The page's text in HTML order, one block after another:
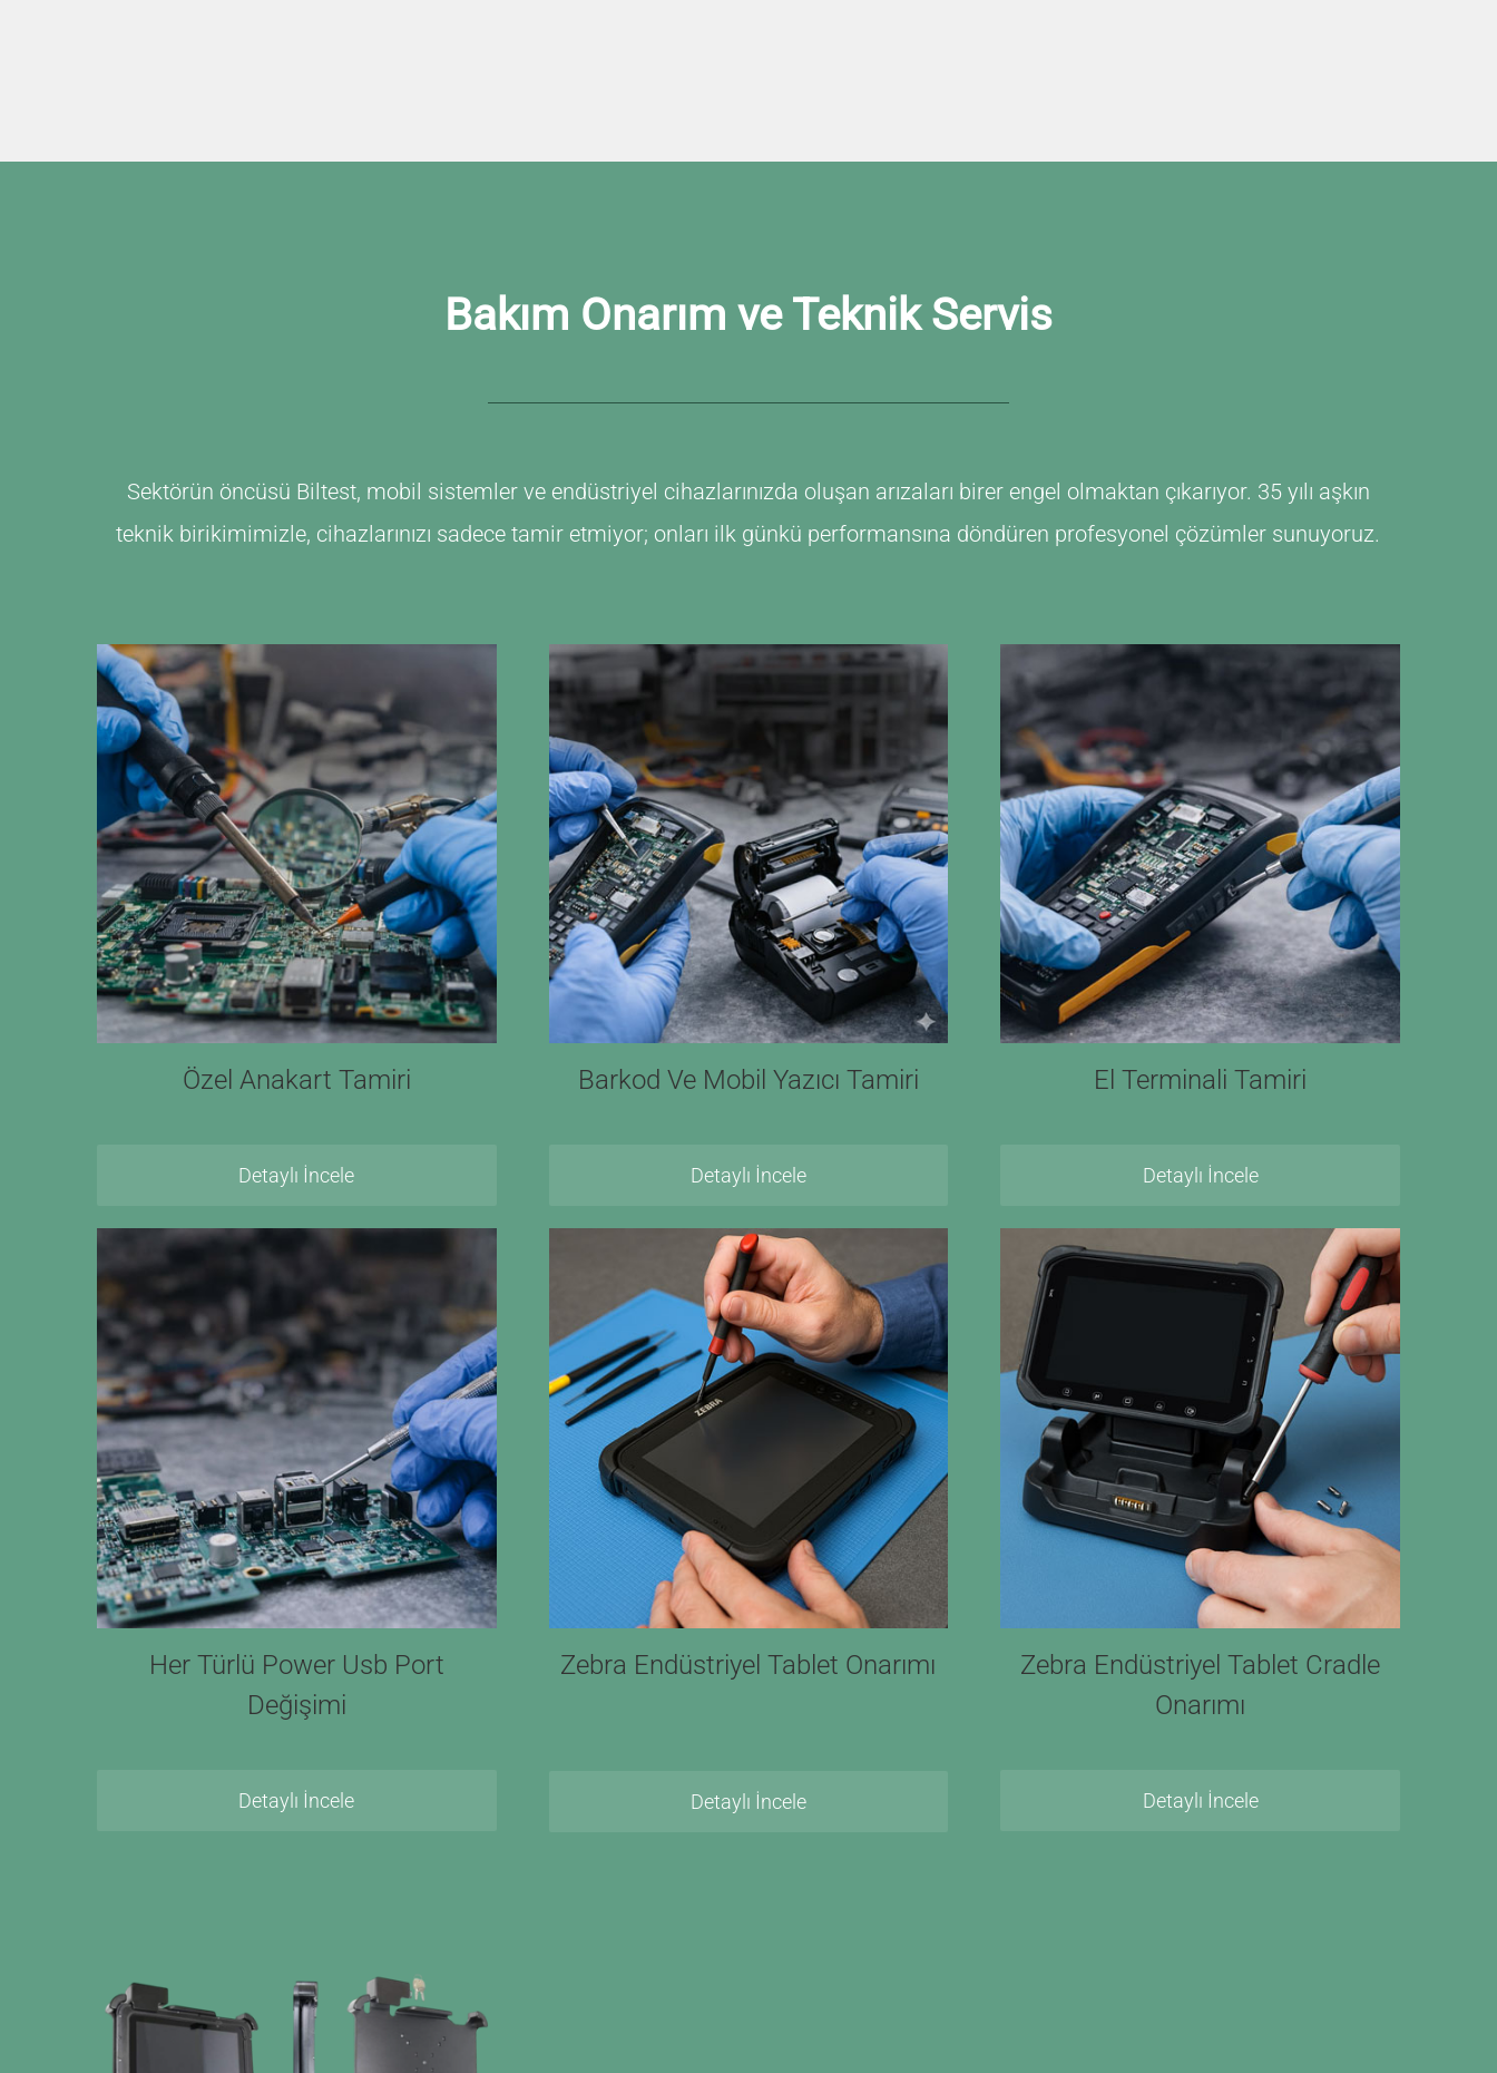
Bakım Onarım ve Teknik Servis
Sektörün öncüsü Biltest, mobil sistemler ve endüstriyel cihazlarınızda oluşan arızaları birer engel olmaktan çıkarıyor. 35 yılı aşkın
teknik birikimimizle, cihazlarınızı sadece tamir etmiyor; onları ilk günkü performansına döndüren profesyonel çözümler sunuyoruz.
Özel Anakart Tamiri
Detaylı İncele
Barkod Ve Mobil Yazıcı Tamiri
Detaylı İncele
El Terminali Tamiri
Detaylı İncele
Her Türlü Power Usb Port
Değişimi
Detaylı İncele
Zebra Endüstriyel Tablet Onarımı
Detaylı İncele
Zebra Endüstriyel Tablet Cradle
Onarımı
Detaylı İncele